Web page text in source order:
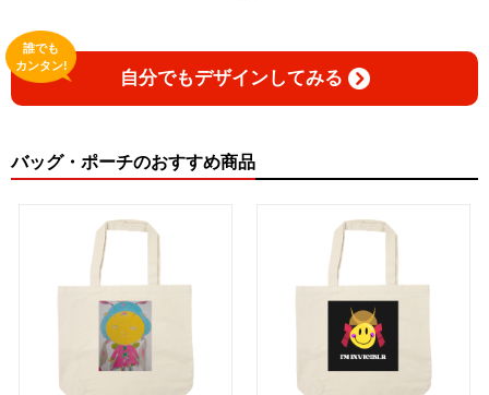
自分でもデザインしてみる
誰でも
カンタン!
バッグ・ポーチのおすすめ商品